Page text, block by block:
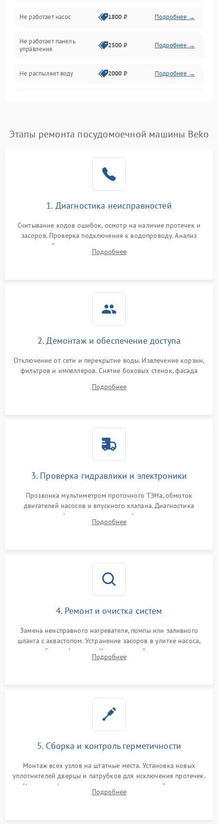
Вода
Гигиена
Программное обеспечение
Не работает насос 1800 ₽ Подробнее →
Не работает панель
управления
2500 ₽ Подробнее →
Не распыляет воду 2000 ₽ Подробнее →
воды
1800 ₽ Подробнее →
Проблемы с
Этапы ремонта посудомоечной машины Beko
1. Диагностика неисправностей
Считывание кодов ошибок, осмотр на наличие протечек и
засоров. Проверка подключения к водопроводу. Анализ
жалоб на отсутствие слива, нагрева, вращения
разбрызгивателей или срабатывание системы защиты
Подробнее
2. Демонтаж и обеспечение доступа
Отключение от сети и перекрытие воды. Извлечение корзин,
фильтров и импеллеров. Снятие боковых стенок, фасада
циркуляционному насосу, ТЭНу и сливной помпе.
Подробнее
3. Проверка гидравлики и электроники
Прозвонка мультиметром проточного ТЭНа, обмоток
двигателей насосов и впускного клапана. Диагностика
прессостата (датчика уровня воды), датчика мутности,
концевика дверцы и электронного модуля управления.
Подробнее
4. Ремонт и очистка систем
Замена неисправного нагревателя, помпы или заливного
шланга с аквастопом. Устранение засоров в улитке насоса,
патрубках и фильтрах. Компонентный ремонт платы
управления, восстановление поврежденной проводки.
Подробнее
5. Сборка и контроль герметичности
Монтаж всех узлов на штатные места. Установка новых
уплотнителей дверцы и патрубков для исключения протечек.
Надежная фиксация хомутов гидравлической системы,
сборка корпуса и установка датчика поплавка.
Подробнее